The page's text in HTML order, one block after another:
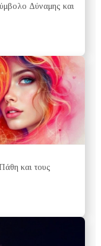
Δύναμης και
και τους